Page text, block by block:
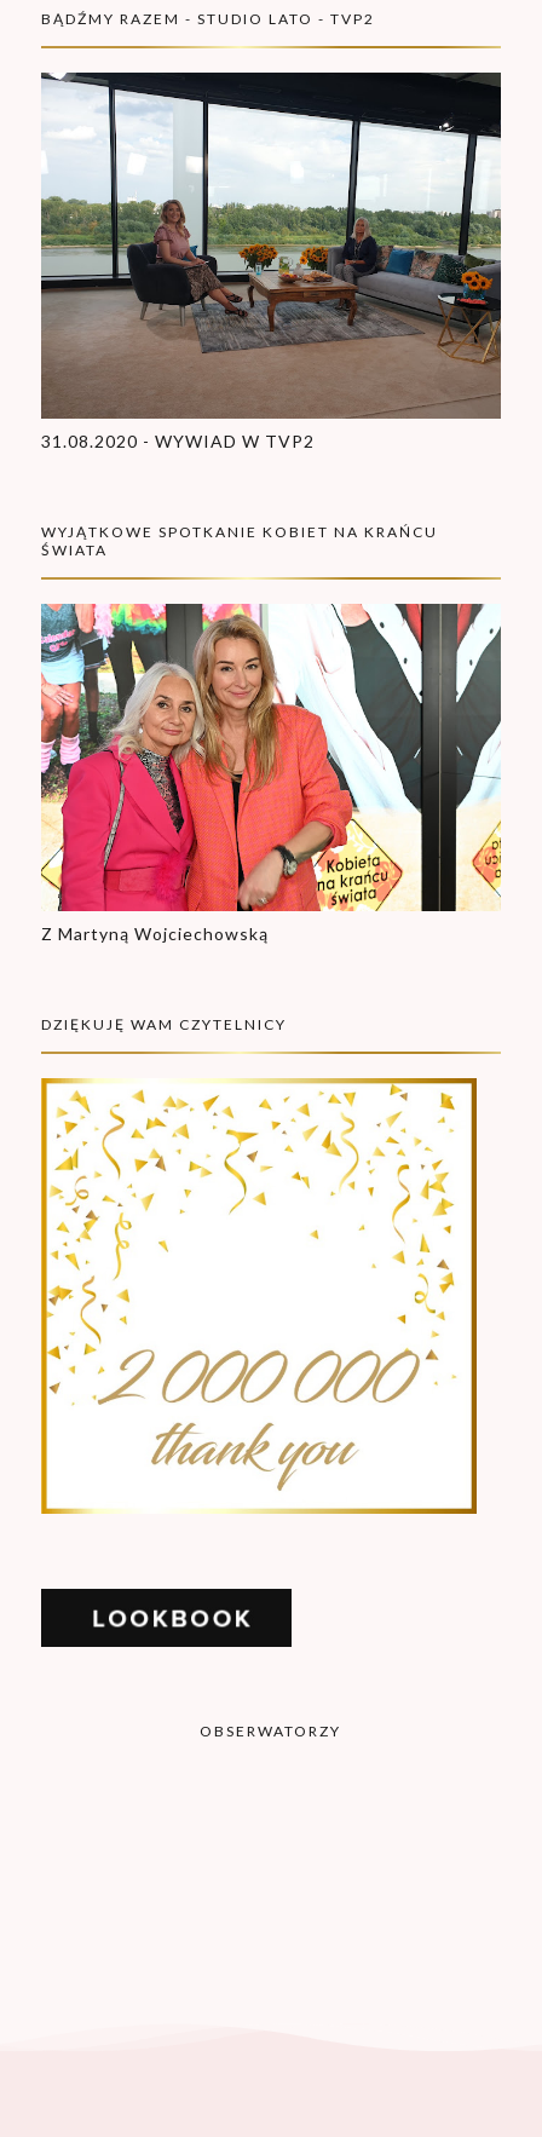
BĄDŹMY RAZEM - STUDIO LATO - TVP2
31.08.2020 - WYWIAD W TVP2
WYJĄTKOWE SPOTKANIE KOBIET NA KRAŃCU
ŚWIATA
Z Martyną Wojciechowską
DZIĘKUJĘ WAM CZYTELNICY
OBSERWATORZY